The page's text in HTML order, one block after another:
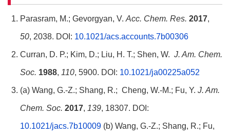
Parasram, M.; Gevorgyan, V.Acc. Chem. Res. 2017,
50, 2038. DOI: 10.1021/acs.accounts.7b00306
Curran, D. P.; Kim, D.; Liu, H. T.; Shen, W. J. Am. Chem.
Soc. 1988, 110, 5900. DOI: 10.1021/ja00225a052
(a) Wang, G.-Z.; Shang, R.; Cheng, W.-M.; Fu, Y. J. Am.
Chem. Soc. 2017, 139, 18307. DOI:
10.1021/jacs.7b10009 (b) Wang, G.-Z.; Shang, R.; Fu,